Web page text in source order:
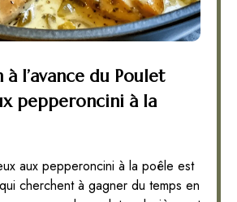
l’avance du Poulet
pepperoncini à la
aux pepperoncini à la poêle est
cherchent à gagner du temps en